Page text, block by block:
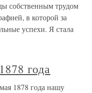
собственным трудом
в которой за
успехи. Я стала
года
1878 года нашу